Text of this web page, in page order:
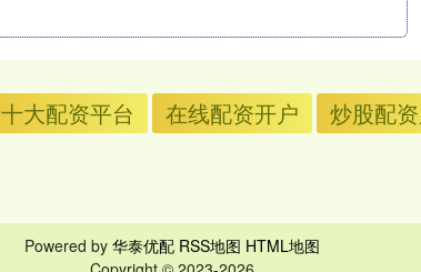
十大配资平台 在线配资开户 炒股配
Powered by 华泰优配 RSS地图 HTML地图